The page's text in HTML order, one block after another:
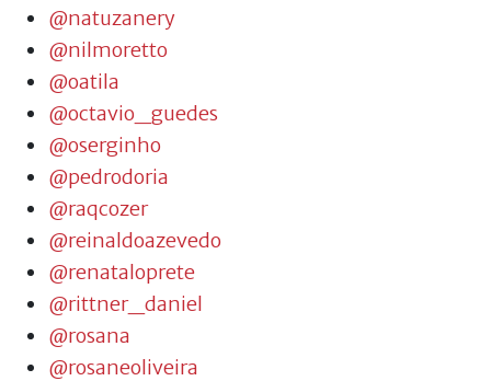
@natuzanery
@nilmoretto
@oatila
@octavio_guedes
@oserginho
@pedrodoria
@raqcozer
@reinaldoazevedo
@renataloprete
@rittner_daniel
@rosana
@rosaneoliveira